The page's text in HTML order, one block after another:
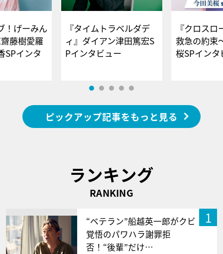
！げーみん
藤樹愛羅
SPインタ
『タイムトラベルダデ
ィ』ダイアン津田篤宏S
Pインタビュー
『クロス
救急の約束
桜SPイ
ピックアップ記事をもっと見る
ランキング
RANKING
1
“ベテラン”船越英一郎がクビ
覚悟のパワハラ謝罪拒
否！“後輩”だけ…